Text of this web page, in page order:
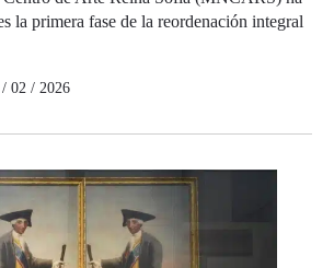
la primera fase de la reordenación integral
/ 02 / 2026